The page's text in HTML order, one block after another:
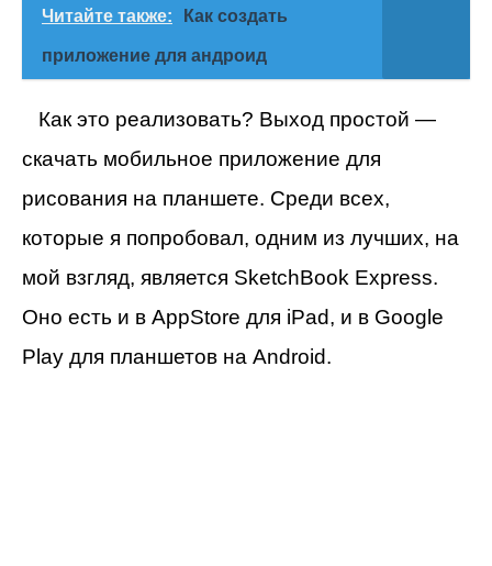
Читайте также: Как создать
приложение для андроид
Как это реализовать? Выход простой —
скачать мобильное приложение для
рисования на планшете. Среди всех,
которые я попробовал, одним из лучших, на
мой взгляд, является SketchBook Express.
Оно есть и в AppStore для iPad, и в Google
Play для планшетов на Android.